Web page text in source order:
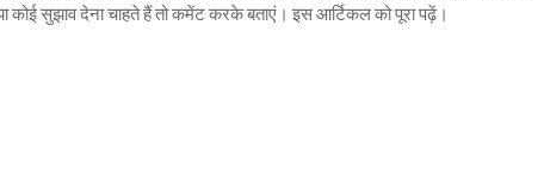
कोई सुझाव देना चाहते हैं तो कमेंट करके बताएं। इस आर्टिकल को पूरा पढ़ें।